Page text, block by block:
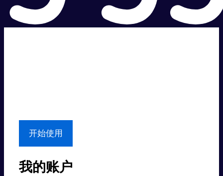
开始使用
我的账户